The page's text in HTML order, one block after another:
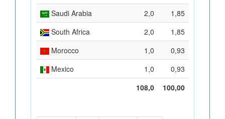
Saudi Arabia
2,0
1,85
South Africa
2,0
1,85
Morocco
1,0
0,93
Mexico
1,0
0,93
108,0
100,00